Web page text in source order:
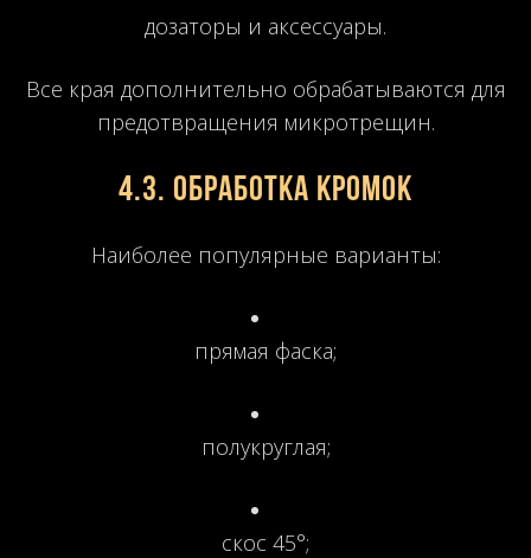
дозаторы и аксессуары.
Все края дополнительно обрабатываются для
предотвращения микротрещин.
4.3. Обработка кромок
Наиболее популярные варианты:
прямая фаска;
полукруглая;
скос 45°;